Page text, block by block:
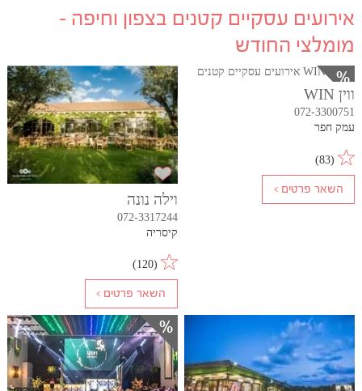
אירועים עסקיים קטנים בצפון וחיפה -
מומלצי החודש
ווין WIN
072-3300751
עמק חפר
(
83
)
וילה נונה
072-3317244
קיסריה
(
120
)